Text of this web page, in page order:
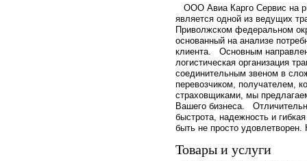
ООО Авиа Карго Сервис на
является одной из ведущих
Приволжском федеральном
основанный на анализе
клиента. Основным
логистическая организация
соединительным звеном в
перевозчиком, получателем,
страховщиками, мы
Вашего бизнеса.
быстрота, надежность и
быть не просто
Товары и услуги